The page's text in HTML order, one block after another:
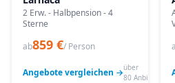
2 Erw. - Halbpension - 4
Sterne
ab859 €/ Person
Angebote vergleichen →über
80 Anbieter